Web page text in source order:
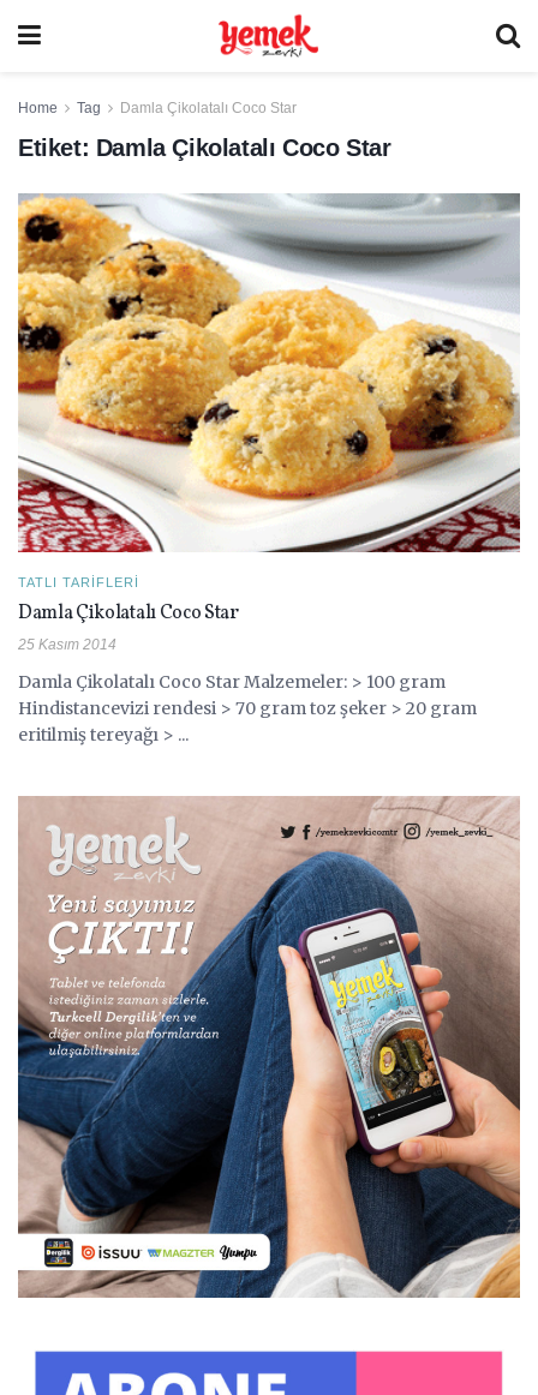
Home Tag Damla Çikolatalı Coco Star
Etiket: Damla Çikolatalı Coco Star
TATLI TARIFLERI
Damla Çikolatalı Coco Star
25 Kasım 2014
Damla Çikolatalı Coco Star Malzemeler: > 100 gram
Hindistancevizi rendesi > 70 gram toz şeker > 20 gram
eritilmiş tereyağı > ...